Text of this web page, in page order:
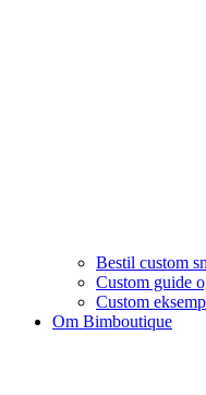
Bestil custom
Custom guide
Custom
Om Bimboutique